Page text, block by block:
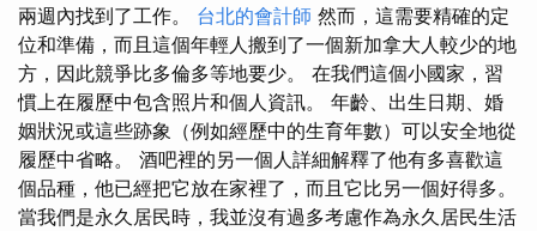
兩週內找到了工作。 台北的會計師 然而，這需要精確的定
位和準備，而且這個年輕人搬到了一個新加拿大人較少的地
方，因此競爭比多倫多等地要少。 在我們這個小國家，習
慣上在履歷中包含照片和個人資訊。 年齡、出生日期、婚
姻狀況或這些跡象（例如經歷中的生育年數）可以安全地從
履歷中省略。 酒吧裡的另一個人詳細解釋了他有多喜歡這
個品種，他已經把它放在家裡了，而且它比另一個好得多。
當我們是永久居民時，我並沒有過多考慮作為永久居民生活